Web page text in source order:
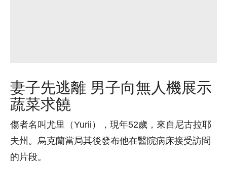
妻子先逃離 男子向無人機展示
蔬菜求饒
傷者名叫尤里（Yurii），現年52歲，來自尼古拉耶
夫州。烏克蘭當局其後發布他在醫院病床接受訪問
的片段。